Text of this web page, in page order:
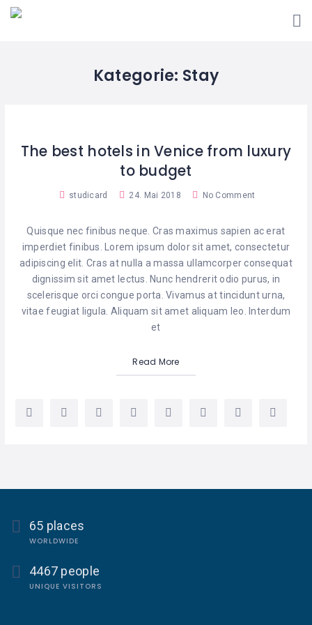
Kategorie: Stay
The best hotels in Venice from luxury
to budget
studicard 24. Mai 2018 No Comment
Quisque nec finibus neque. Cras maximus sapien ac erat
imperdiet finibus. Lorem ipsum dolor sit amet, consectetur
adipiscing elit. Cras at nulla a massa ullamcorper consequat
dignissim sit amet lectus. Nunc hendrerit odio purus, in
scelerisque orci congue porta. Vivamus at tincidunt urna,
vitae feugiat ligula. Aliquam sit amet aliquam leo. Interdum
et
Read More
65 places
WORLDWIDE
4467 people
UNIQUE VISITORS